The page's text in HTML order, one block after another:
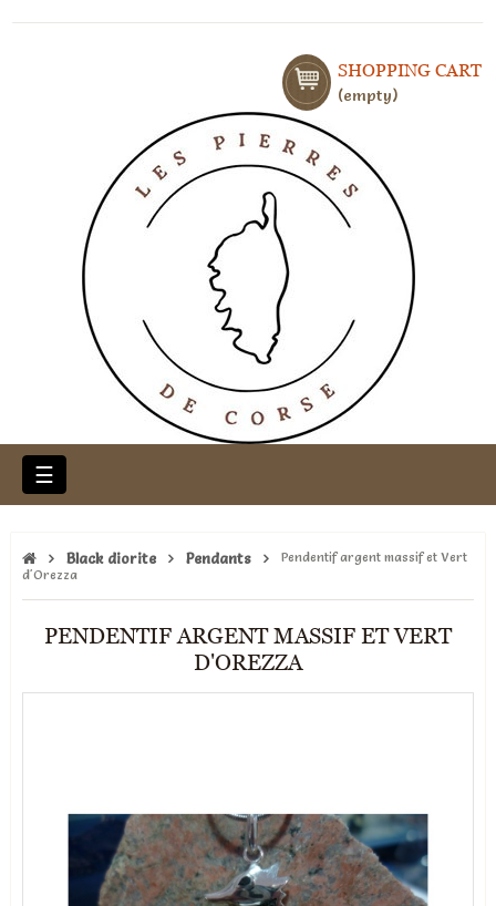
SHOPPING CART
empty
Toggle
navigation
☰
Black diorite Pendants
Pendentif argent massif et Vert
d'Orezza
PENDENTIF ARGENT MASSIF ET VERT
D'OREZZA